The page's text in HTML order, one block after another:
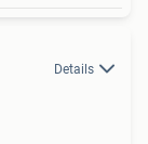
Details